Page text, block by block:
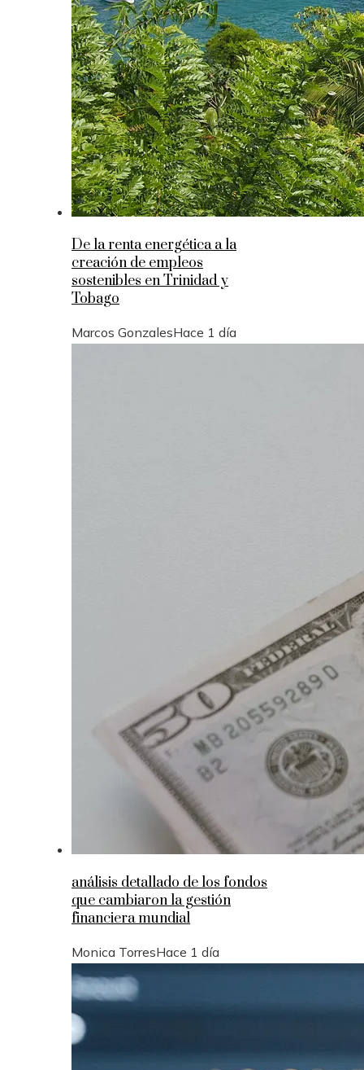
De la renta energética a la
creación de empleos
sostenibles en Trinidad y
Tobago
Marcos GonzalesHace 1 día
análisis detallado de los fondos
que cambiaron la gestión
financiera mundial
Monica TorresHace 1 día